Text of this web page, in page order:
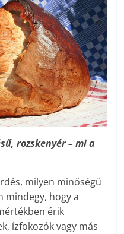
rozskenyér – mi a
milyen minőségű
mindegy, hogy a
érik
ízfokozók vagy más